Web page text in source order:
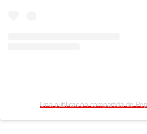
Una publicación compartida de